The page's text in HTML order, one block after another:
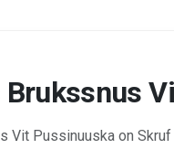
Brukssnus
Vit Pussinuuska on